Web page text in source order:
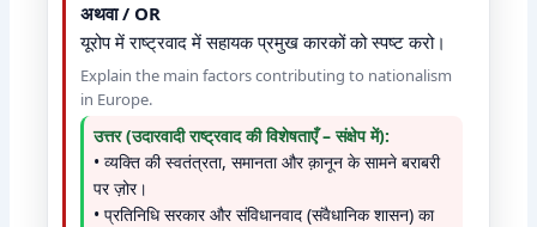
अथवा / OR
यूरोप में राष्ट्रवाद में सहायक प्रमुख कारकों को स्पष्ट करो।
Explain the main factors contributing to nationalism
in Europe.
उत्तर (उदारवादी राष्ट्रवाद की विशेषताएँ – संक्षेप में):
• व्यक्ति की स्वतंत्रता, समानता और क़ानून के सामने बराबरी
पर ज़ोर।
• प्रतिनिधि सरकार और संविधानवाद (संवैधानिक शासन) का